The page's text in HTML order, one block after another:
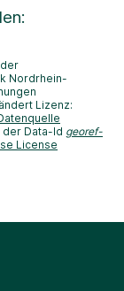
Nordrhein-
Lizenz:
Data-Id georef-
License